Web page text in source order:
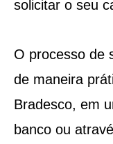
solicitar o seu
O processo de
de maneira
Bradesco, em
banco ou